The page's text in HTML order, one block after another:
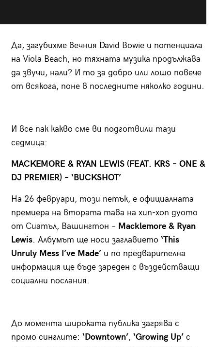
Да, загубихме вечния David Bowie и потенциалa
на Viola Beach, но тяхната музика продължава
да звучи, нали? И то за добро или лошо повече
от всякога, поне в последните няколко години.
И все пак какво сме ви подготвили тази
седмица:
MACKEMORE & RYAN LEWIS (FEAT. KRS – ONE &
DJ PREMIER) – ‘BUCKSHOT’
На 26 февруари, този петък, е официалната
премиера на втората тава на хип-хоп дуото
от Сиатъл, Вашингтон – Macklemore & Ryan
Lewis. Албумът ще носи заглавието ‘This
Unruly Mess I’ve Made’и по предварителна
информация ще бъде зареден с въздействащи
социални послания.
До момента широката публика загрява с
промо синглите: ‘Downtown’, ‘Growing Up’с